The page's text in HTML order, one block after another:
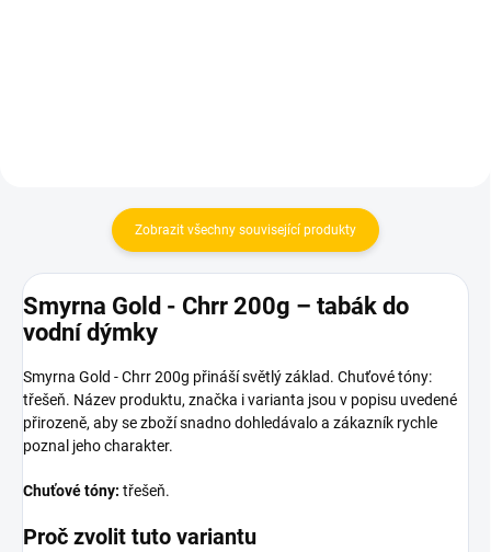
Zobrazit všechny související produkty
Smyrna Gold - Chrr 200g – tabák do
vodní dýmky
Smyrna Gold - Chrr 200g přináší světlý základ. Chuťové tóny:
třešeň. Název produktu, značka i varianta jsou v popisu uvedené
přirozeně, aby se zboží snadno dohledávalo a zákazník rychle
poznal jeho charakter.
Chuťové tóny: třešeň.
Proč zvolit tuto variantu